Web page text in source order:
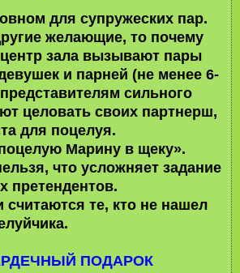
для супружеских пар.
желающие, то почему
зала вызывают пары
и парней (не менее 6-
сильного
целовать своих партнерш,
для поцелуя.
Марину в щеку».
что усложняет задание
претендентов.
те, кто не нашел
ПОДАРОК